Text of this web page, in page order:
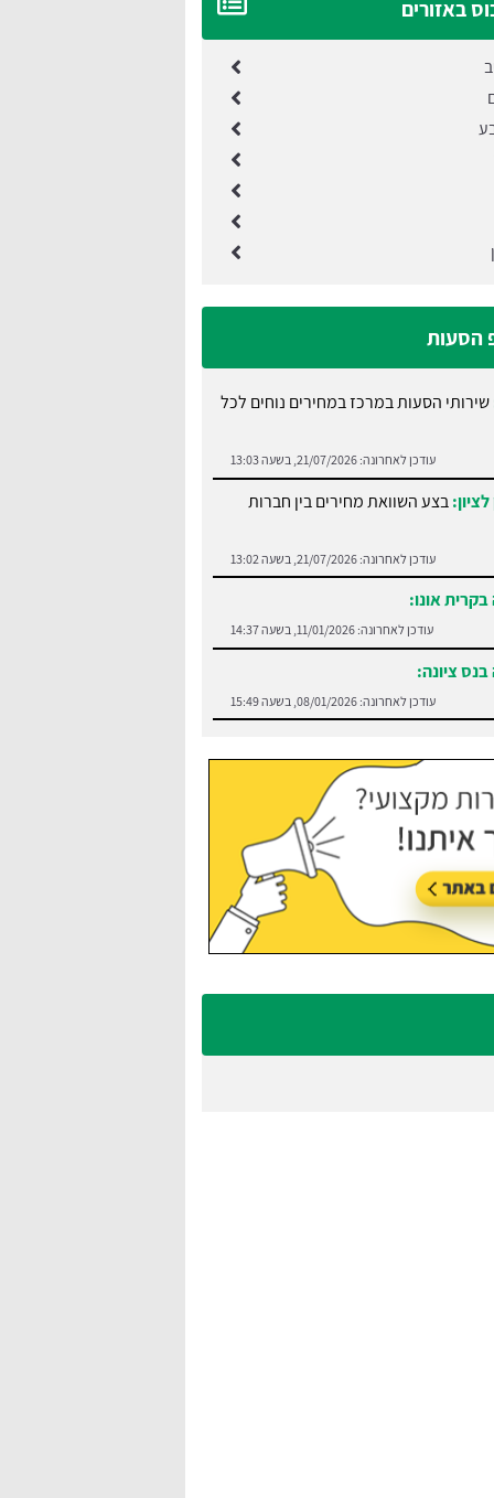
באזורים
הסעות
שירותי הסעות במרכז במחירים נוחים לכל
עודכן לאחרונה:21/07/2026, בשעה 13:03
בצע השוואת מחירים בין חברות
עודכן לאחרונה:21/07/2026, בשעה 13:02
אונו:
עודכן לאחרונה:11/01/2026, בשעה 14:37
ציונה:
עודכן לאחרונה:08/01/2026, בשעה 15:49
עודכן לאחרונה: 21/07/2026, בשעה 13:05